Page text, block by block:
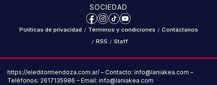
SOCIEDAD
Facebook
Instagram
TikTokYouTube
Políticas de privacidad / Términos y condiciones / Contáctanos
/ RSS / Staff
https://eleditormendoza.com.ar/ – Contacto: info@laniakea.com –
Teléfonos: 2617135986 – Email: info@laniakea.com